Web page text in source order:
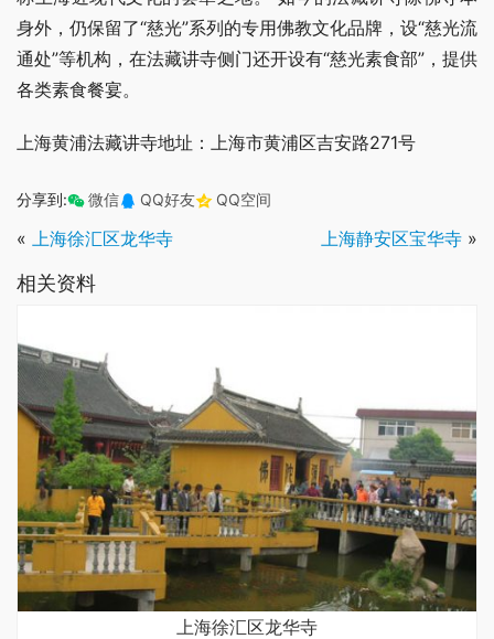
身外，仍保留了“慈光”系列的专用佛教文化品牌，设“慈光流
通处”等机构，在法藏讲寺侧门还开设有“慈光素食部”，提供
各类素食餐宴。
上海黄浦法藏讲寺地址：上海市黄浦区吉安路271号
分享到: 微信 QQ好友 QQ空间
« 上海徐汇区龙华寺 上海静安区宝华寺 »
相关资料
上海徐汇区龙华寺